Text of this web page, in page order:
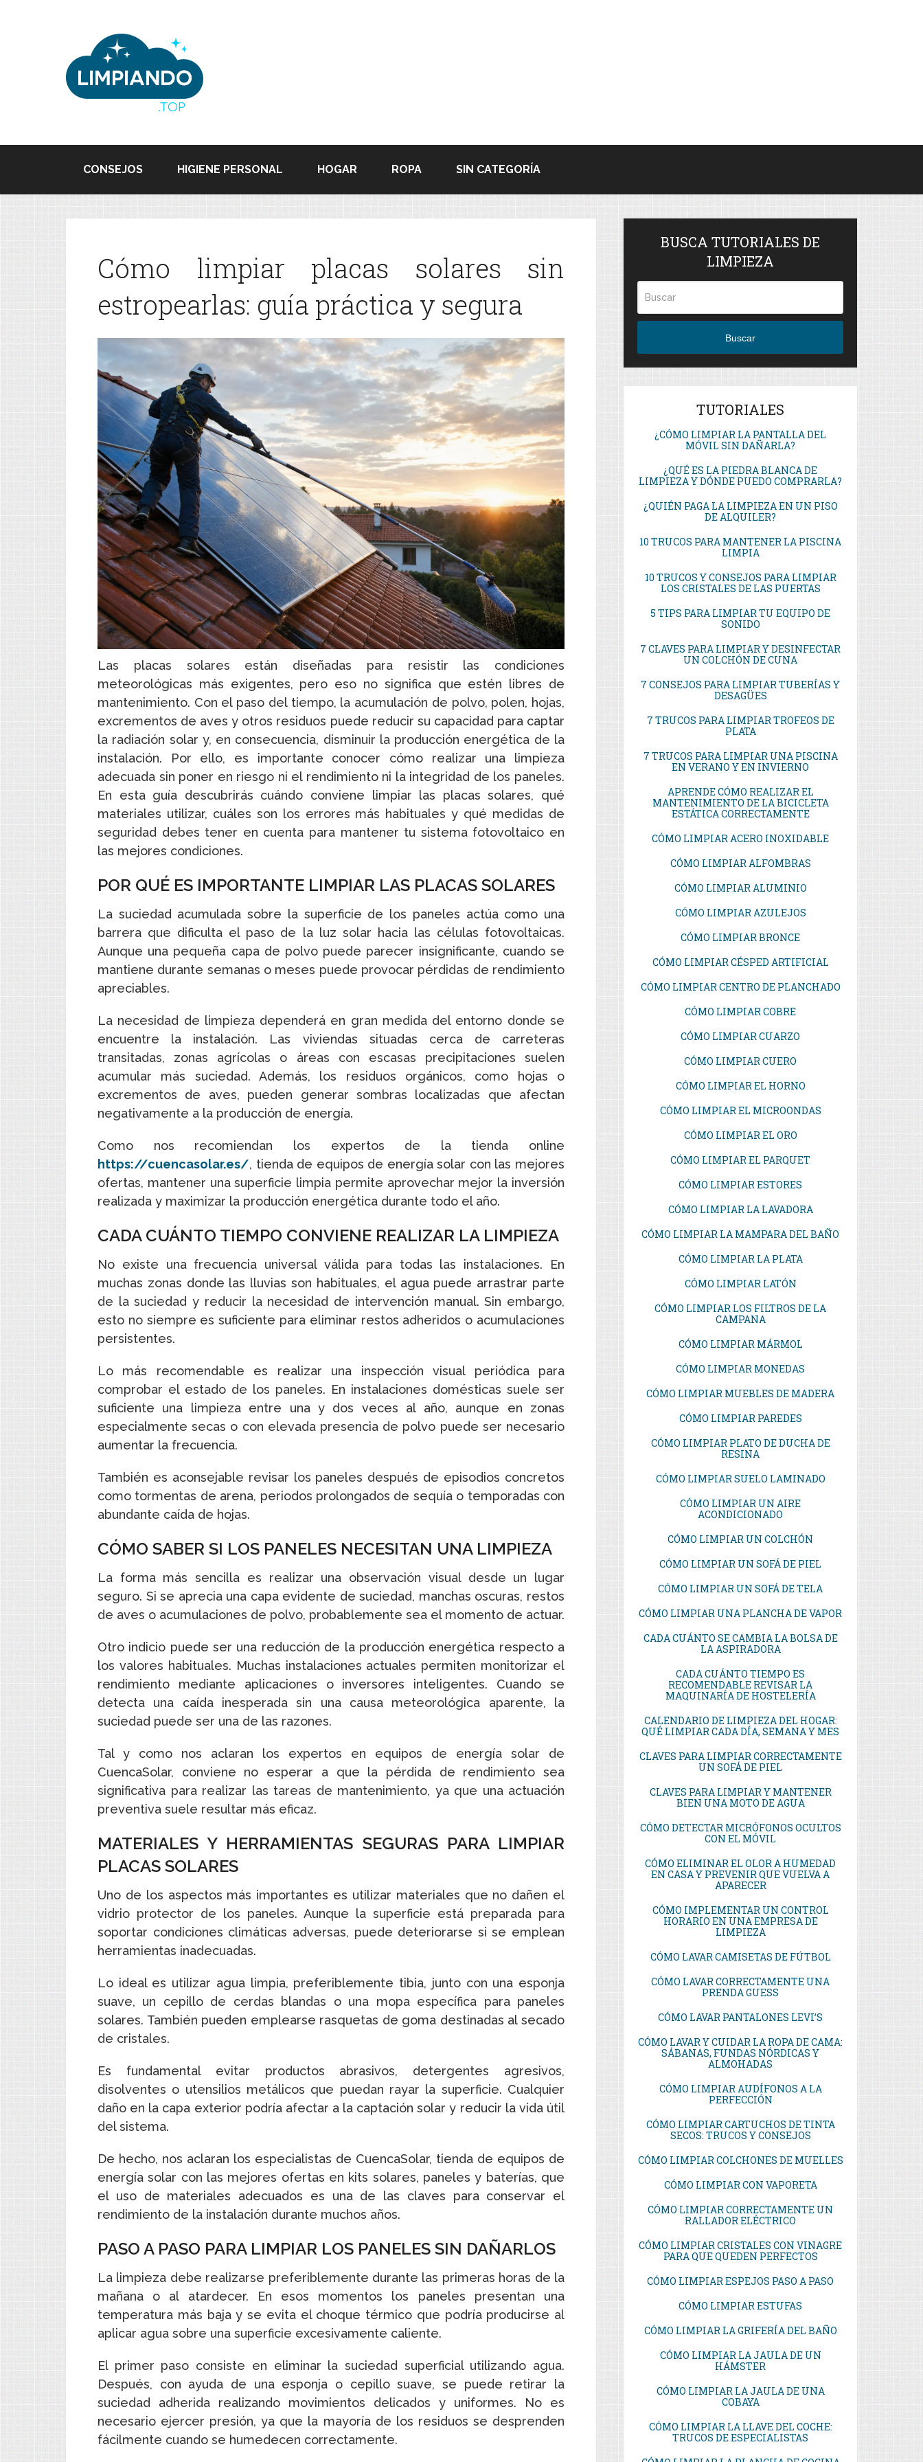
CONSEJOS HIGIENE PERSONAL HOGAR ROPA SIN CATEGORÍA
Cómo limpiar placas solares sin
estropearlas: guía práctica y segura
Las placas solares están diseñadas para resistir las condiciones
meteorológicas más exigentes, pero eso no significa que estén libres de
mantenimiento. Con el paso del tiempo, la acumulación de polvo, polen, hojas,
excrementos de aves y otros residuos puede reducir su capacidad para captar
la radiación solar y, en consecuencia, disminuir la producción energética de la
instalación. Por ello, es importante conocer cómo realizar una limpieza
adecuada sin poner en riesgo ni el rendimiento ni la integridad de los paneles.
En esta guía descubrirás cuándo conviene limpiar las placas solares, qué
materiales utilizar, cuáles son los errores más habituales y qué medidas de
seguridad debes tener en cuenta para mantener tu sistema fotovoltaico en
las mejores condiciones.
POR QUÉ ES IMPORTANTE LIMPIAR LAS PLACAS SOLARES
La suciedad acumulada sobre la superficie de los paneles actúa como una
barrera que dificulta el paso de la luz solar hacia las células fotovoltaicas.
Aunque una pequeña capa de polvo puede parecer insignificante, cuando se
mantiene durante semanas o meses puede provocar pérdidas de rendimiento
apreciables.
La necesidad de limpieza dependerá en gran medida del entorno donde se
encuentre la instalación. Las viviendas situadas cerca de carreteras
transitadas, zonas agrícolas o áreas con escasas precipitaciones suelen
acumular más suciedad. Además, los residuos orgánicos, como hojas o
excrementos de aves, pueden generar sombras localizadas que afectan
negativamente a la producción de energía.
Como nos recomiendan los expertos de la tienda online
https://cuencasolar.es/, tienda de equipos de energía solar con las mejores
ofertas, mantener una superficie limpia permite aprovechar mejor la inversión
realizada y maximizar la producción energética durante todo el año.
CADA CUÁNTO TIEMPO CONVIENE REALIZAR LA LIMPIEZA
No existe una frecuencia universal válida para todas las instalaciones. En
muchas zonas donde las lluvias son habituales, el agua puede arrastrar parte
de la suciedad y reducir la necesidad de intervención manual. Sin embargo,
esto no siempre es suficiente para eliminar restos adheridos o acumulaciones
persistentes.
Lo más recomendable es realizar una inspección visual periódica para
comprobar el estado de los paneles. En instalaciones domésticas suele ser
suficiente una limpieza entre una y dos veces al año, aunque en zonas
especialmente secas o con elevada presencia de polvo puede ser necesario
aumentar la frecuencia.
También es aconsejable revisar los paneles después de episodios concretos
como tormentas de arena, periodos prolongados de sequía o temporadas con
abundante caída de hojas.
CÓMO SABER SI LOS PANELES NECESITAN UNA LIMPIEZA
La forma más sencilla es realizar una observación visual desde un lugar
seguro. Si se aprecia una capa evidente de suciedad, manchas oscuras, restos
de aves o acumulaciones de polvo, probablemente sea el momento de actuar.
Otro indicio puede ser una reducción de la producción energética respecto a
los valores habituales. Muchas instalaciones actuales permiten monitorizar el
rendimiento mediante aplicaciones o inversores inteligentes. Cuando se
detecta una caída inesperada sin una causa meteorológica aparente, la
suciedad puede ser una de las razones.
Tal y como nos aclaran los expertos en equipos de energía solar de
CuencaSolar, conviene no esperar a que la pérdida de rendimiento sea
significativa para realizar las tareas de mantenimiento, ya que una actuación
preventiva suele resultar más eficaz.
MATERIALES Y HERRAMIENTAS SEGURAS PARA LIMPIAR
PLACAS SOLARES
Uno de los aspectos más importantes es utilizar materiales que no dañen el
vidrio protector de los paneles. Aunque la superficie está preparada para
soportar condiciones climáticas adversas, puede deteriorarse si se emplean
herramientas inadecuadas.
Lo ideal es utilizar agua limpia, preferiblemente tibia, junto con una esponja
suave, un cepillo de cerdas blandas o una mopa específica para paneles
solares. También pueden emplearse rasquetas de goma destinadas al secado
de cristales.
Es fundamental evitar productos abrasivos, detergentes agresivos,
disolventes o utensilios metálicos que puedan rayar la superficie. Cualquier
daño en la capa exterior podría afectar a la captación solar y reducir la vida útil
del sistema.
De hecho, nos aclaran los especialistas de CuencaSolar, tienda de equipos de
energía solar con las mejores ofertas en kits solares, paneles y baterías, que
el uso de materiales adecuados es una de las claves para conservar el
rendimiento de la instalación durante muchos años.
PASO A PASO PARA LIMPIAR LOS PANELES SIN DAÑARLOS
La limpieza debe realizarse preferiblemente durante las primeras horas de la
mañana o al atardecer. En esos momentos los paneles presentan una
temperatura más baja y se evita el choque térmico que podría producirse al
aplicar agua sobre una superficie excesivamente caliente.
El primer paso consiste en eliminar la suciedad superficial utilizando agua.
Después, con ayuda de una esponja o cepillo suave, se puede retirar la
suciedad adherida realizando movimientos delicados y uniformes. No es
necesario ejercer presión, ya que la mayoría de los residuos se desprenden
fácilmente cuando se humedecen correctamente.
BUSCA TUTORIALES DE
LIMPIEZA
Buscar
TUTORIALES
¿CÓMO LIMPIAR LA PANTALLA DEL
MÓVIL SIN DAÑARLA?
¿QUÉ ES LA PIEDRA BLANCA DE
LIMPIEZA Y DÓNDE PUEDO COMPRARLA?
¿QUIÉN PAGA LA LIMPIEZA EN UN PISO
DE ALQUILER?
10 TRUCOS PARA MANTENER LA PISCINA
LIMPIA
10 TRUCOS Y CONSEJOS PARA LIMPIAR
LOS CRISTALES DE LAS PUERTAS
5 TIPS PARA LIMPIAR TU EQUIPO DE
SONIDO
7 CLAVES PARA LIMPIAR Y DESINFECTAR
UN COLCHÓN DE CUNA
7 CONSEJOS PARA LIMPIAR TUBERÍAS Y
DESAGÜES
7 TRUCOS PARA LIMPIAR TROFEOS DE
PLATA
7 TRUCOS PARA LIMPIAR UNA PISCINA
EN VERANO Y EN INVIERNO
APRENDE CÓMO REALIZAR EL
MANTENIMIENTO DE LA BICICLETA
ESTÁTICA CORRECTAMENTE
CÓMO LIMPIAR ACERO INOXIDABLE
CÓMO LIMPIAR ALFOMBRAS
CÓMO LIMPIAR ALUMINIO
CÓMO LIMPIAR AZULEJOS
CÓMO LIMPIAR BRONCE
CÓMO LIMPIAR CÉSPED ARTIFICIAL
CÓMO LIMPIAR CENTRO DE PLANCHADO
CÓMO LIMPIAR COBRE
CÓMO LIMPIAR CUARZO
CÓMO LIMPIAR CUERO
CÓMO LIMPIAR EL HORNO
CÓMO LIMPIAR EL MICROONDAS
CÓMO LIMPIAR EL ORO
CÓMO LIMPIAR EL PARQUET
CÓMO LIMPIAR ESTORES
CÓMO LIMPIAR LA LAVADORA
CÓMO LIMPIAR LA MAMPARA DEL BAÑO
CÓMO LIMPIAR LA PLATA
CÓMO LIMPIAR LATÓN
CÓMO LIMPIAR LOS FILTROS DE LA
CAMPANA
CÓMO LIMPIAR MÁRMOL
CÓMO LIMPIAR MONEDAS
CÓMO LIMPIAR MUEBLES DE MADERA
CÓMO LIMPIAR PAREDES
CÓMO LIMPIAR PLATO DE DUCHA DE
RESINA
CÓMO LIMPIAR SUELO LAMINADO
CÓMO LIMPIAR UN AIRE
ACONDICIONADO
CÓMO LIMPIAR UN COLCHÓN
CÓMO LIMPIAR UN SOFÁ DE PIEL
CÓMO LIMPIAR UN SOFÁ DE TELA
CÓMO LIMPIAR UNA PLANCHA DE VAPOR
CADA CUÁNTO SE CAMBIA LA BOLSA DE
LA ASPIRADORA
CADA CUÁNTO TIEMPO ES
RECOMENDABLE REVISAR LA
MAQUINARÍA DE HOSTELERÍA
CALENDARIO DE LIMPIEZA DEL HOGAR:
QUÉ LIMPIAR CADA DÍA, SEMANA Y MES
CLAVES PARA LIMPIAR CORRECTAMENTE
UN SOFÁ DE PIEL
CLAVES PARA LIMPIAR Y MANTENER
BIEN UNA MOTO DE AGUA
CÓMO DETECTAR MICRÓFONOS OCULTOS
CON EL MÓVIL
CÓMO ELIMINAR EL OLOR A HUMEDAD
EN CASA Y PREVENIR QUE VUELVA A
APARECER
CÓMO IMPLEMENTAR UN CONTROL
HORARIO EN UNA EMPRESA DE
LIMPIEZA
CÓMO LAVAR CAMISETAS DE FÚTBOL
CÓMO LAVAR CORRECTAMENTE UNA
PRENDA GUESS
CÓMO LAVAR PANTALONES LEVI’S
CÓMO LAVAR Y CUIDAR LA ROPA DE CAMA:
SÁBANAS, FUNDAS NÓRDICAS Y
ALMOHADAS
CÓMO LIMPIAR AUDÍFONOS A LA
PERFECCIÓN
CÓMO LIMPIAR CARTUCHOS DE TINTA
SECOS: TRUCOS Y CONSEJOS
CÓMO LIMPIAR COLCHONES DE MUELLES
CÓMO LIMPIAR CON VAPORETA
CÓMO LIMPIAR CORRECTAMENTE UN
RALLADOR ELÉCTRICO
CÓMO LIMPIAR CRISTALES CON VINAGRE
PARA QUE QUEDEN PERFECTOS
CÓMO LIMPIAR ESPEJOS PASO A PASO
CÓMO LIMPIAR ESTUFAS
CÓMO LIMPIAR LA GRIFERÍA DEL BAÑO
CÓMO LIMPIAR LA JAULA DE UN
HÁMSTER
CÓMO LIMPIAR LA JAULA DE UNA
COBAYA
CÓMO LIMPIAR LA LLAVE DEL COCHE:
TRUCOS DE ESPECIALISTAS